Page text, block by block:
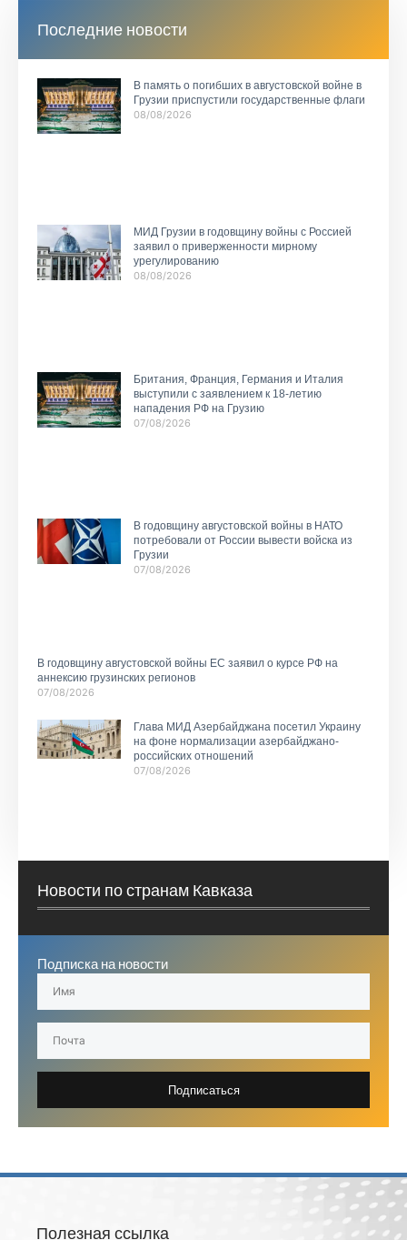
Последние новости
В память о погибших в августовской войне в
Грузии приспустили государственные флаги
08/08/2026
МИД Грузии в годовщину войны с Россией
заявил о приверженности мирному
урегулированию
08/08/2026
Британия, Франция, Германия и Италия
выступили с заявлением к 18-летию
нападения РФ на Грузию
07/08/2026
В годовщину августовской войны в НАТО
потребовали от России вывести войска из
Грузии
07/08/2026
В годовщину августовской войны ЕС заявил о курсе РФ на
аннексию грузинских регионов
07/08/2026
Глава МИД Азербайджана посетил Украину
на фоне нормализации азербайджано-
российских отношений
07/08/2026
Новости по странам Кавказа
Подписка на новости
Подписаться
Полезная ссылка